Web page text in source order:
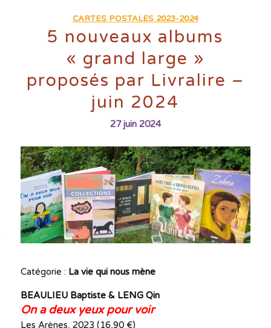
CARTES POSTALES 2023-2024
5 nouveaux albums
« grand large »
proposés par Livralire –
juin 2024
27 juin 2024
Catégorie : La vie qui nous mène
BEAULIEU Baptiste & LENG Qin
On a deux yeux pour voir
Les Arènes, 2023 (16,90 €)